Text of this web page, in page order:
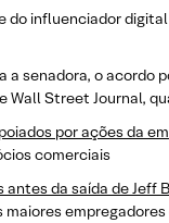
do influenciador
a senadora, o acordo
Street Journal,
por ações da
comerciais
da saída de Jeff
maiores